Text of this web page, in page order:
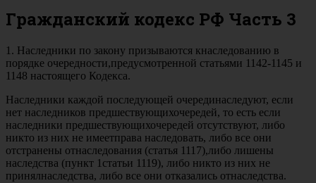
Гражданский кодекс РФ Часть 3
1. Наследники по закону призываются кнаследованию в
порядке очередности,предусмотренной статьями 1142-1145 и
1148 настоящего Кодекса.
Наследники каждой последующей очерединаследуют, если
нет наследников предшествующихочередей, то есть если
наследники предшествующихочередей отсутствуют, либо
никто из них не имеетправа наследовать, либо все они
отстранены отнаследования (статья 1117),либо лишены
наследства (пункт 1статьи 1119), либо никто из них не
принялнаследства, либо все они отказались отнаследства.